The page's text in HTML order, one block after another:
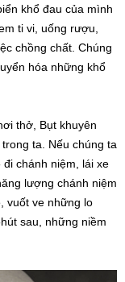
khổ đau của mình
ti vi, uống rượu,
chồng chất. Chúng
hóa những khổ
thở, Bụt khuyên
ta. Nếu chúng ta
chánh niệm, lái xe
lượng chánh niệm
vuốt ve những lo
sau, những niềm